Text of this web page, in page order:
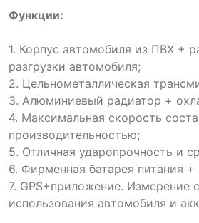
Функции:
1. Корпус автомобиля из ПВХ +
разгрузки автомобиля;
2. Цельнометаллическая
3. Алюминиевый радиатор +
4. Максимальная скорость
производительностью;
5. Отличная ударопрочность и
6. Фирменная батарея питания
7. GPS+приложение. Измерение
использования автомобиля и